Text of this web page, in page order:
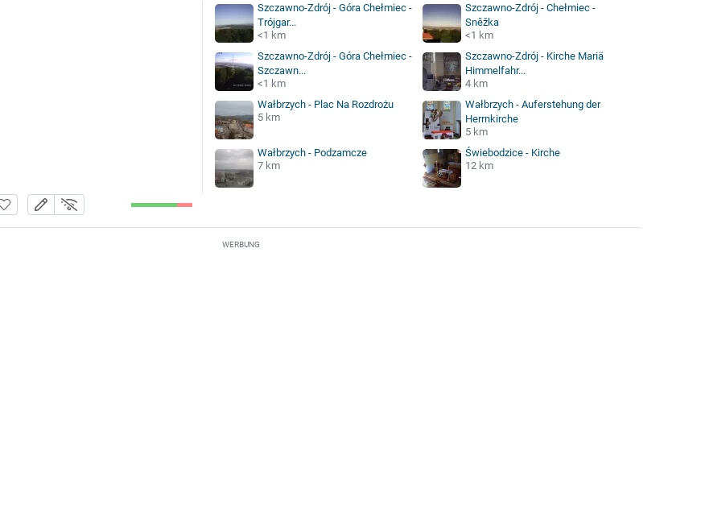
Szczawno-Zdrój - Góra Chełmiec -
Trójgar...
<1 km
Szczawno-Zdrój - Chełmiec -
Sněžka
<1 km
Szczawno-Zdrój - Góra Chełmiec -
Szczawn...
<1 km
Szczawno-Zdrój - Kirche Mariä
Himmelfahr...
4 km
Wałbrzych - Plac Na Rozdrożu
5 km
Wałbrzych - Auferstehung der
Herrnkirche
5 km
Wałbrzych - Podzamcze
7 km
Świebodzice - Kirche
12 km
WERBUNG